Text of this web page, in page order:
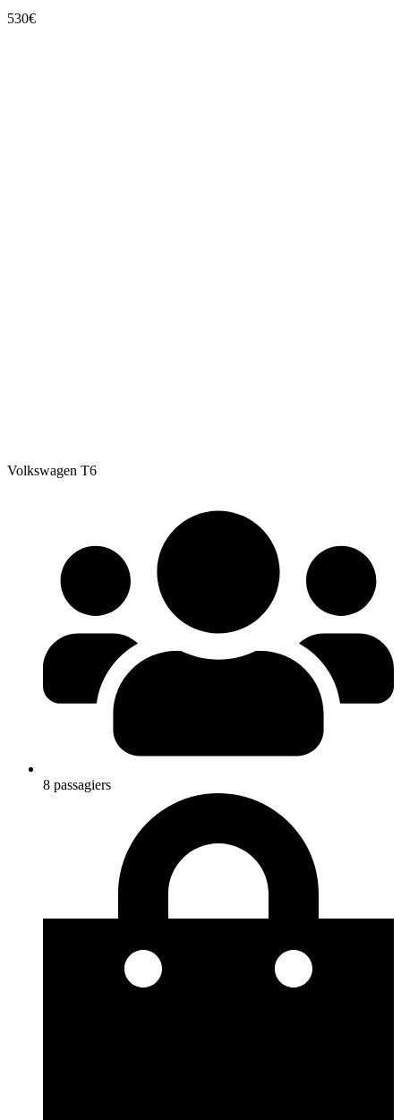
530€
Volkswagen T6
8 passagiers